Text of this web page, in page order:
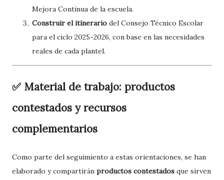
Mejora Continua de la escuela.
Construir el itinerario del Consejo Técnico Escolar
para el ciclo 2025-2026, con base en las necesidades
reales de cada plantel.
✅ Material de trabajo: productos
contestados y recursos
complementarios
Como parte del seguimiento a estas orientaciones, se han
elaborado y compartirán productos contestados que sirven